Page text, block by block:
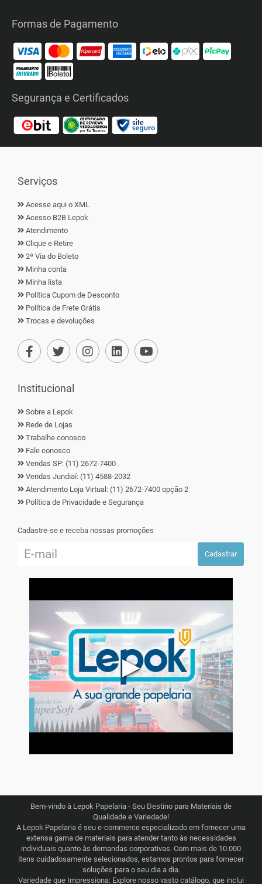
Formas de Pagamento
Segurança e Certificados
Serviços
Acesse aqui o XML
Acesso B2B Lepok
Atendimento
Clique e Retire
2ª Via do Boleto
Minha conta
Minha lista
Política Cupom de Desconto
Política de Frete Grátis
Trocas e devoluções
Institucional
Sobre a Lepok
Rede de Lojas
Trabalhe conosco
Fale conosco
Vendas SP: (11) 2672-7400
Vendas Jundiaí: (11) 4588-2032
Atendimento Loja Virtual: (11) 2672-7400 opção 2
Política de Privacidade e Segurança
Cadastre-se e receba nossas promoções
Cadastrar
▶
Bem-vindo à Lepok Papelaria - Seu Destino para Materiais de
Qualidade e Variedade!
A Lepok Papelaria é seu e-commerce especializado em fornecer uma
extensa gama de materiais para atender tanto às necessidades
individuais quanto às demandas corporativas. Com mais de 10.000
itens cuidadosamente selecionados, estamos prontos para fornecer
soluções para o seu dia a dia.
Variedade que Impressiona: Explore nosso vasto catálogo, que inclui